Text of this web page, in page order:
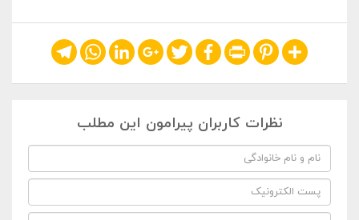
Share
Pinterest
Print
Facebook
Twitter
Google+
LinkedIn
WhatsApp
Telegram
نظرات کاربران پیرامون این مطلب